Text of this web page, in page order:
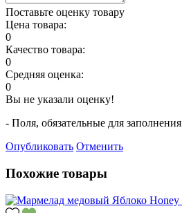
Поставьте оценку товару
Цена товара:
0
Качество товара:
0
Средняя оценка:
0
Вы не указали оценку!
- Поля, обязательные для заполнения
Опубликовать Отменить
Похожие товары